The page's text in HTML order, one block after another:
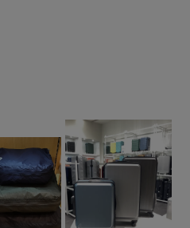
量を実現。(2019年調査)
ド。
加工の選定まで、全ての工程を自